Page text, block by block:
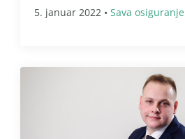
5. januar 2022 • Sava osiguranje